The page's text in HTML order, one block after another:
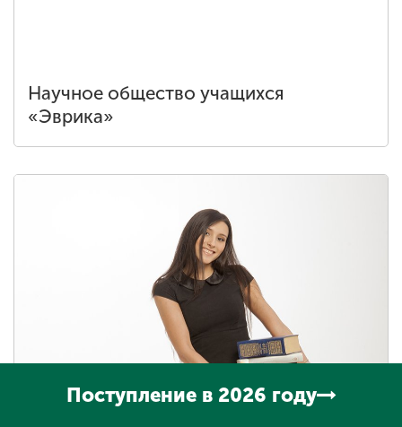
Научное общество учащихся
«Эврика»
Поступление в 2026 году